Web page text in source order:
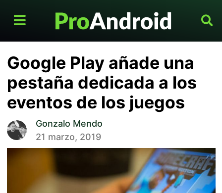
Google Play añade una
pestaña dedicada a los
eventos de los juegos
Gonzalo Mendo
21 marzo, 2019